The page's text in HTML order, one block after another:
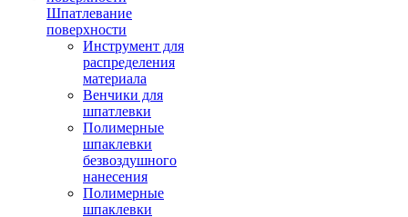
Шпатлевание
поверхности
Инструмент для
распределения
материала
Венчики для
шпатлевки
Полимерные
шпаклевки
безвоздушного
нанесения
Полимерные
шпаклевки